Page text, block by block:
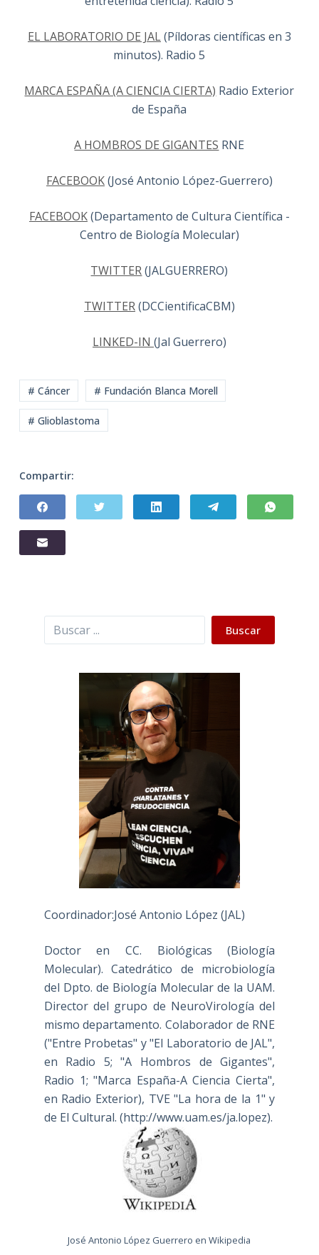
EL LABORATORIO DE JAL(Píldoras científicas en 3
minutos). Radio 5
MARCA ESPAÑA (A CIENCIA CIERTA) Radio Exterior
de España
A HOMBROS DE GIGANTES RNE
FACEBOOK(José Antonio López-Guerrero)
FACEBOOK(Departamento de Cultura Científica -
Centro de Biología Molecular)
TWITTER(JALGUERRERO)
TWITTER(DCCientificaCBM)
LINKED-IN (Jal Guerrero)
# Cáncer # Fundación Blanca Morell
# Glioblastoma
Compartir:
Buscar Buscar
Coordinador:José Antonio López (JAL)
Doctor en CC. Biológicas (Biología
Molecular). Catedrático de microbiología
del Dpto. de Biología Molecular de la UAM.
Director del grupo de NeuroVirología del
mismo departamento. Colaborador de RNE
("Entre Probetas" y "El Laboratorio de JAL",
en Radio 5; "A Hombros de Gigantes",
Radio 1; "Marca España-A Ciencia Cierta",
en Radio Exterior), TVE "La hora de la 1" y
de El Cultural. (http://www.uam.es/ja.lopez).
José Antonio López Guerrero en Wikipedia